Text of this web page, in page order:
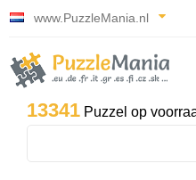
www.PuzzleMania.nl
13341 Puzzel op